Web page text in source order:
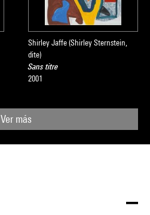
Shirley Jaffe (Shirley Sternstein,
dite)
Sans titre
2001
Ver más